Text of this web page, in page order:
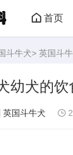
首页
斗牛犬> 英国斗
幼犬的
英国斗牛犬